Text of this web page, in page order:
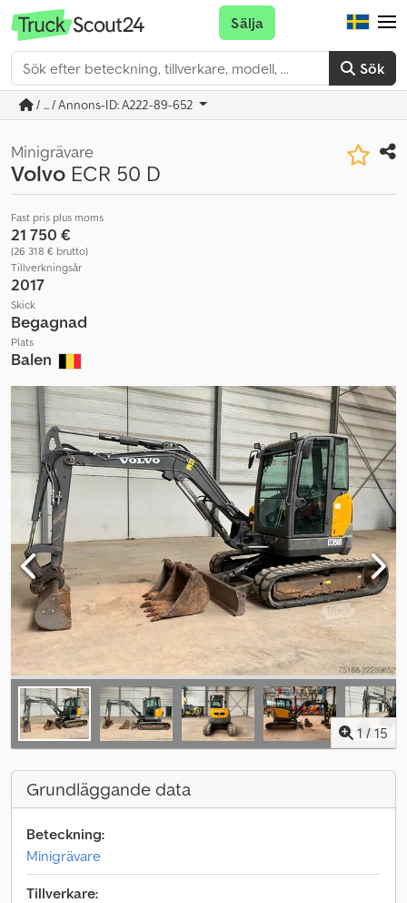
Sök
Sälja
/ ... / Annons-ID: A222-89-652
Minigrävare
Volvo ECR 50 D
Fast pris plus moms
21 750 €
(26 318 € brutto)
Tillverkningsår
2017
Skick
Begagnad
Plats
Balen
1 / 15
Grundläggande data
Beteckning:
Minigrävare
Tillverkare: